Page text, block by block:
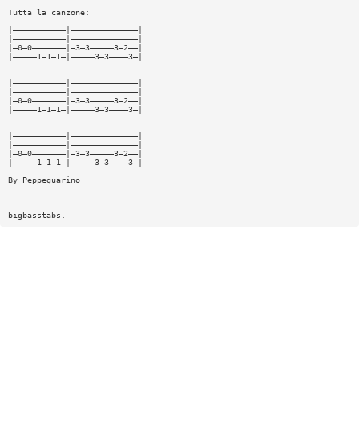
Tutta la canzone:
|———————————|——————————————|
|———————————|——————————————|
|—0—0———————|—3—3—————3—2——|
|—————1—1—1—|—————3—3————3—|
|———————————|——————————————|
|———————————|——————————————|
|—0—0———————|—3—3—————3—2——|
|—————1—1—1—|—————3—3————3—|
|———————————|——————————————|
|———————————|——————————————|
|—0—0———————|—3—3—————3—2——|
|—————1—1—1—|—————3—3————3—|
By Peppeguarino
bigbasstabs.